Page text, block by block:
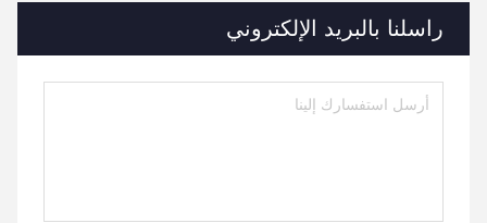
راسلنا بالبريد الإلكتروني